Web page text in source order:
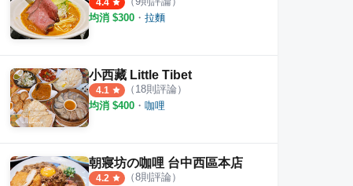
4.4
均消 $300 ・ 拉麵
小西藏 Little Tibet
4.1 （ 18則評論）
均消 $400 ・ 咖哩
朝寢坊の咖哩 台中西區本店
4.2 （8則評論）